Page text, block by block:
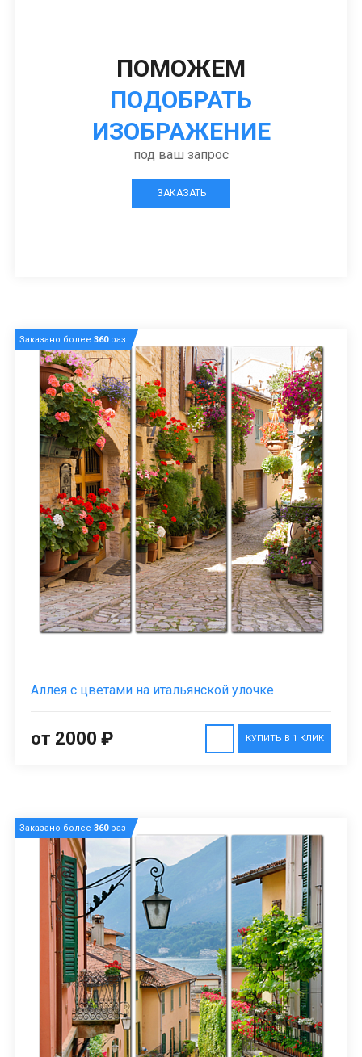
ПОМОЖЕМ
ПОДОБРАТЬ
ИЗОБРАЖЕНИЕ
под ваш запрос
ЗАКАЗАТЬ
Заказано более 360раз
Аллея с цветами на итальянской улочке
КУПИТЬ В 1 КЛИК
от 2000 ₽
Заказано более 360раз